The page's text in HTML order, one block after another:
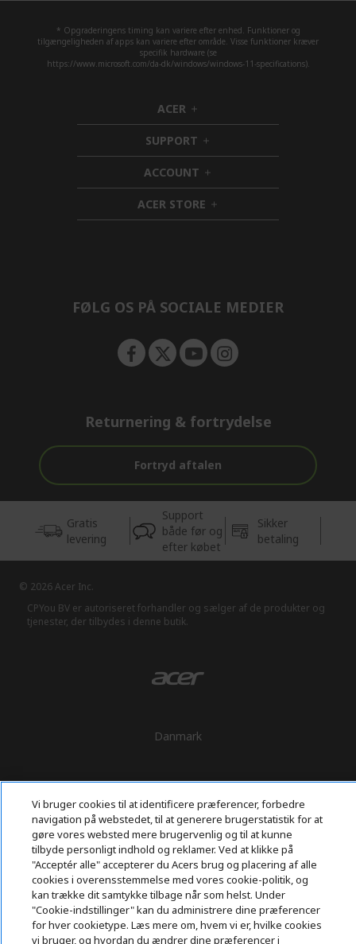
* Opgraderingens timing kan variere efter enhed. Funktioner og
tilgængeligheden af apps kan variere efter område. Visse funktioner kræver
specifik hardware (se
https://www.microsoft.com/da-dk/windows/windows-11-specifications).
ACER h
i
d
d
e
n
SUPPORT h
i
d
e
n
ACCOUNT h
i
d
d
ACER STORE h
i
FØLG OS PÅ SOCIALE MEDIER
Returnering & fortrydelse
Fortryd aftalen
Gratis
levering
Support
både før og
efter købet
Sikker
betaling
© 2026 Acer Inc.
CPYou BV er autoriseret forhandler og sælger af de produkter og
tjenester, der tilbydes i denne butik.
Danmark
Vi bruger cookies til at identificere præferencer, forbedre
navigation på webstedet, til at generere brugerstatistik for at
gøre vores websted mere brugervenlig og til at kunne
tilbyde personligt indhold og reklamer. Ved at klikke på
"Acceptér alle" accepterer du Acers brug og placering af alle
cookies i overensstemmelse med vores cookie-politik, og
kan trække dit samtykke tilbage når som helst. Under
"Cookie-indstillinger" kan du administrere dine præferencer
for hver cookietype. Læs mere om, hvem vi er, hvilke cookies
vi bruger, og hvordan du ændrer dine præferencer i